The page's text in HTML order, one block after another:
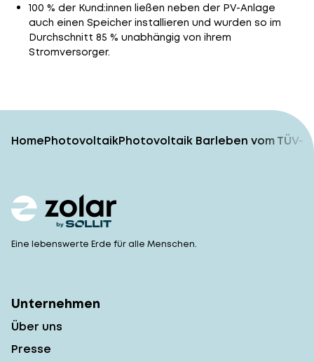
100 % der Kund:innen ließen neben der PV-Anlage
auch einen Speicher installieren und wurden so im
Durchschnitt 85 % unabhängig von ihrem
Stromversorger.
HomePhotovoltaikPhotovoltaik Barleben vom
Eine lebenswerte Erde für alle Menschen.
Unternehmen
Über uns
Presse